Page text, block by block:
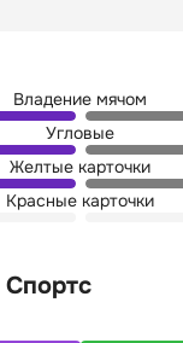
Владение мячом
Угловые
Желтые карточки
Красные карточки